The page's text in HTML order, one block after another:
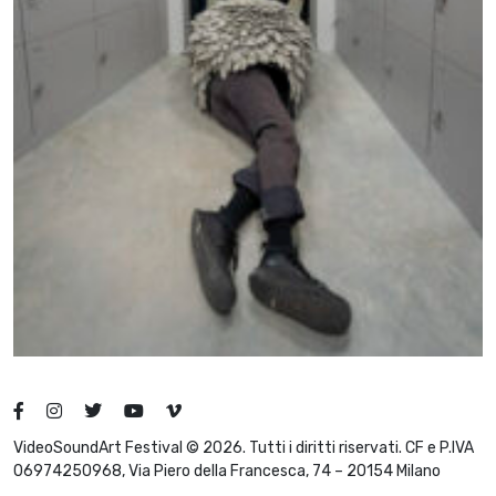
VideoSoundArt Festival © 2026. Tutti i diritti riservati. CF e P.IVA
06974250968, Via Piero della Francesca, 74 – 20154 Milano